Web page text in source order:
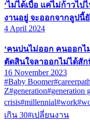
‘ไม่ได้เบื่อ แค่ไม่ก้าวไป
งานอยู่ จะออกจากลูปนี้ยั
4 April 2024
‘คนบ่นไม่ออก คนออกไ
ตัดสินใจลาออกไม่ได้สัก
16 November 2023
#Baby Boomer#careerpath
Z#generation#generation
crisis#millennial#work
เกิน 30#เปลี่ยนงาน